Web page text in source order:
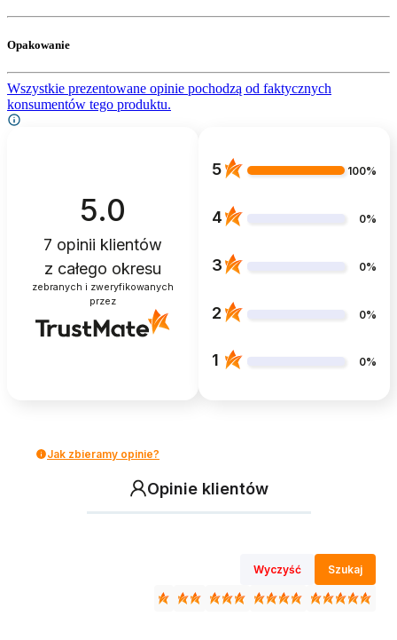
Opakowanie
Wszystkie prezentowane opinie pochodzą od faktycznych
konsumentów tego produktu.
5.0
7 opinii klientów
z całego okresu
zebranych i zweryfikowanych
przez
5 100%
4 0%
3 0%
2 0%
1 0%
Jak zbieramy opinie?
Opinie klientów
Wyczyść Szukaj